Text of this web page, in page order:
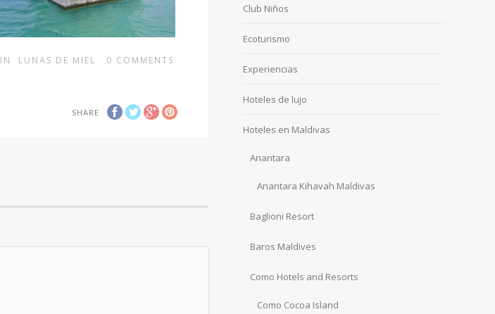
IN LUNAS DE MIEL 0 COMMENTS
SHARE
Club Niños
Ecoturismo
Experiencias
Hoteles de lujo
Hoteles en Maldivas
Anantara
Anantara Kihavah Maldivas
Baglioni Resort
Baros Maldives
Como Hotels and Resorts
Como Cocoa Island